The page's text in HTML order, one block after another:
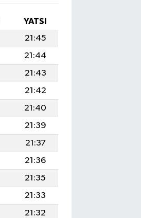
YATSI
21:45
21:44
21:43
21:42
21:40
21:39
21:37
21:36
21:35
21:33
21:32